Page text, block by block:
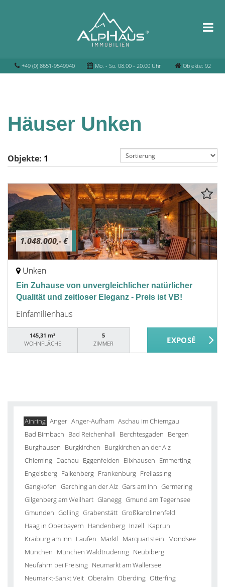
+49 (0) 8651-9549940 Mo. - So. 08.00 - 20.00 Uhr Objekte: 92
Häuser Unken
Objekte: 1
1.048.000,- €
Unken
Ein Zuhause von unvergleichlicher natürlicher
Qualität und zeitloser Eleganz - Preis ist VB!
Einfamilienhaus
145,31 m²
WOHNFLÄCHE
5
ZIMMER
Ainring Anger Anger-Aufham Aschau im Chiemgau
Bad Birnbach Bad Reichenhall Berchtesgaden Bergen
Burghausen Burgkirchen Burgkirchen an der Alz
Chieming Dachau Eggenfelden Elixhausen Emmerting
Engelsberg Falkenberg Frankenburg Freilassing
Gangkofen Garching an der Alz Gars am Inn Germering
Gilgenberg am Weilhart Glanegg Gmund am Tegernsee
Gmunden Golling Grabenstätt Großkarolinenfeld
Haag in Oberbayern Handenberg Inzell Kaprun
Kraiburg am Inn Laufen Marktl Marquartstein Mondsee
München München Waldtrudering Neubiberg
Neufahrn bei Freising Neumarkt am Wallersee
Neumarkt-Sankt Veit Oberalm Oberding Otterfing